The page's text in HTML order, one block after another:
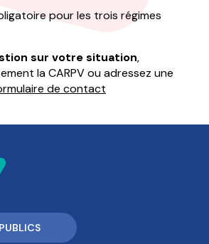
de carrières multiples ?
sociale)
d’aides
utiles
?
pour les trois régimes
sur votre situation,
la CARPV ou adressez une
de contact